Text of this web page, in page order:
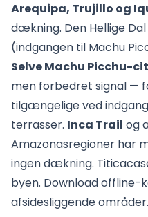
Arequipa, Trujillo og
dækning. Den Hellige
(indgangen til Machu
Selve Machu Picchu-
men forbedret signal —
tilgængelige ved
terrasser. Inca Trail og
Amazonasregioner har
ingen dækning.
byen. Download offline-
afsidesliggende områder.